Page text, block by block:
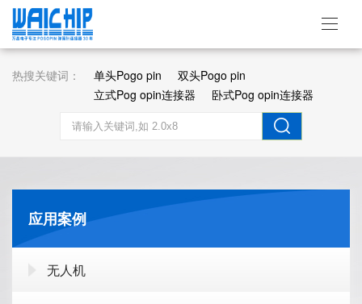
热搜关键词： 单头Pogo pin
双头Pogo pin
立式Pog opin连接器
卧式Pog opin连接器
应用案例
无人机